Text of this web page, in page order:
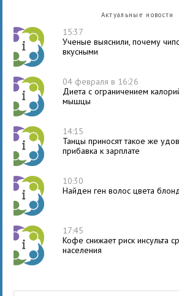
Актуальные новости
15:37
Ученые выяснили, почему
вкусными
04 февраля в 16:26
Диета с ограничением
мышцы
14:15
Танцы приносят такое же
прибавка к зарплате
10:30
Найден ген волос цвета блонд
17:45
Кофе снижает риск инсульта
населения